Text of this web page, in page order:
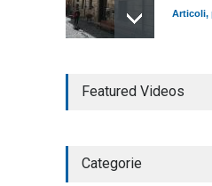
Articoli,
Featured Videos
Categorie